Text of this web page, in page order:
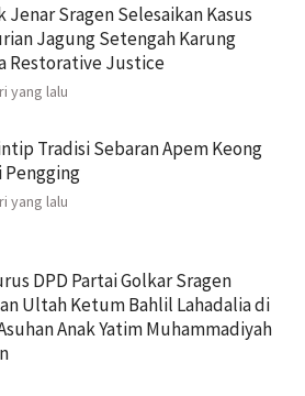
Jenar Sragen Selesaikan Kasus
Jagung Setengah Karung
Restorative Justice
yang lalu
Tradisi Sebaran Apem Keong
Pengging
yang lalu
DPD Partai Golkar Sragen
Ultah Ketum Bahlil Lahadalia di
Anak Yatim Muhammadiyah